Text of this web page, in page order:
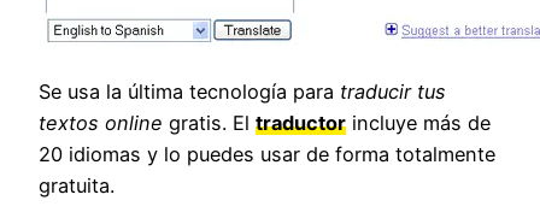
Se usa la última tecnología para traducir tus
textos online gratis. El traductor incluye más de
20 idiomas y lo puedes usar de forma totalmente
gratuita.